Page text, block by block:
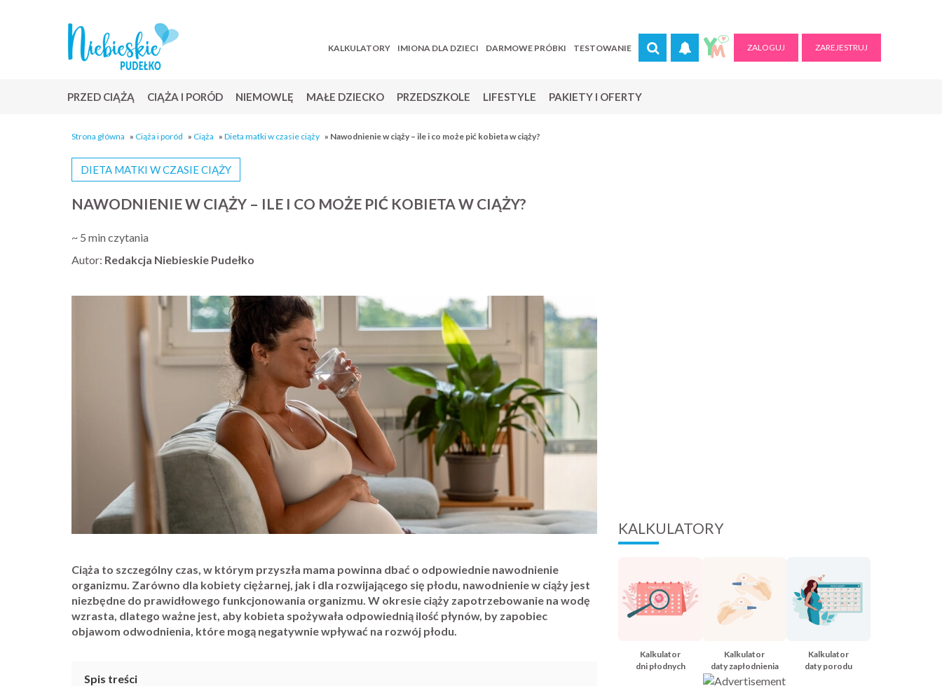
KALKULATORY IMIONA DLA DZIECI DARMOWE PRÓBKI TESTOWANIE ZALOGUJ ZAREJESTRUJ
PRZED CIĄŻĄ CIĄŻA I PORÓD NIEMOWLĘ MAŁE DZIECKO PRZEDSZKOLE LIFESTYLE PAKIETY I OFERTY
Strona główna » Ciąża i poród » Ciąża » Dieta matki w czasie ciąży » Nawodnienie w ciąży – ile i co może pić kobieta w ciąży?
NAWODNIENIE W CIĄŻY – ILE I CO MOŻE PIĆ KOBIETA W CIĄŻY?
DIETA MATKI W CZASIE CIĄŻY
~ 5 min czytania
Autor: Redakcja Niebieskie Pudełko
Ciąża to szczególny czas, w którym przyszła mama powinna dbać o odpowiednie nawodnienie
organizmu. Zarówno dla kobiety ciężarnej, jak i dla rozwijającego się płodu, nawodnienie w ciąży jest
niezbędne do prawidłowego funkcjonowania organizmu. W okresie ciąży zapotrzebowanie na wodę
wzrasta, dlatego ważne jest, aby kobieta spożywała odpowiednią ilość płynów, by zapobiec
objawom odwodnienia, które mogą negatywnie wpływać na rozwój płodu.
Spis treści
KALKULATORY
Kalkulator
dni płodnych
Kalkulator
daty zapłodnienia
Kalkulator
daty porodu